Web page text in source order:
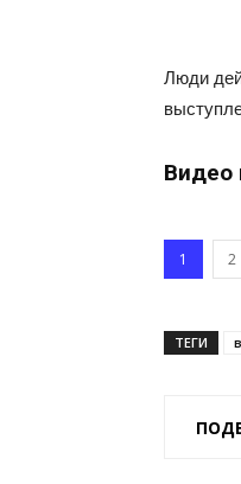
Люди
Видео
1 2
ТЕГИ